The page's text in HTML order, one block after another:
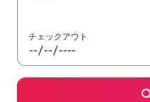
チェックアウト